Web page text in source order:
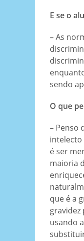
E se o
– As
sendo
O que
– Penso
intelecto
é ser
maioria
que é a
gravidez
usando